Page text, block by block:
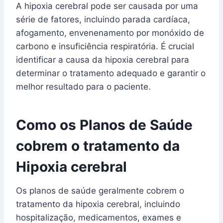
A hipoxia cerebral pode ser causada por uma
série de fatores, incluindo parada cardíaca,
afogamento, envenenamento por monóxido de
carbono e insuficiência respiratória. É crucial
identificar a causa da hipoxia cerebral para
determinar o tratamento adequado e garantir o
melhor resultado para o paciente.
Como os Planos de Saúde
cobrem o tratamento da
Hipoxia cerebral
Os planos de saúde geralmente cobrem o
tratamento da hipoxia cerebral, incluindo
hospitalização, medicamentos, exames e